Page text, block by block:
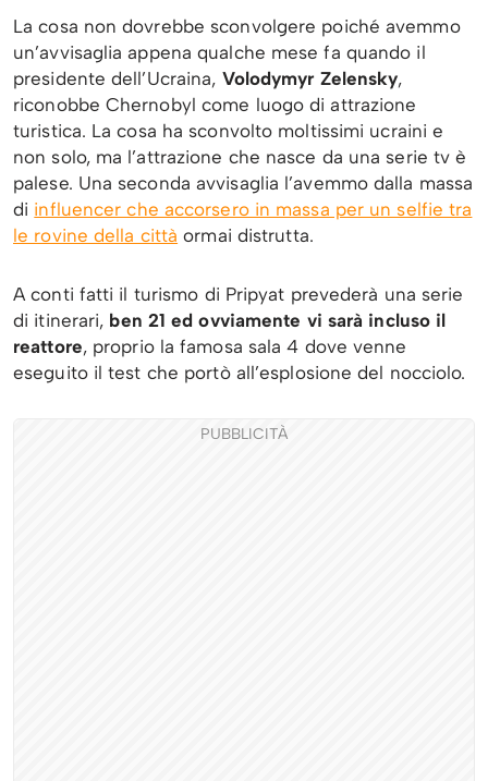
La cosa non dovrebbe sconvolgere poiché avemmo
un’avvisaglia appena qualche mese fa quando il
presidente dell’Ucraina, Volodymyr Zelensky,
riconobbe Chernobyl come luogo di attrazione
turistica. La cosa ha sconvolto moltissimi ucraini e
non solo, ma l’attrazione che nasce da una serie tv è
palese. Una seconda avvisaglia l’avemmo dalla massa
di influencer che accorsero in massa per un selfie tra
le rovine della città ormai distrutta.
A conti fatti il turismo di Pripyat prevederà una serie
di itinerari, ben 21 ed ovviamente vi sarà incluso il
reattore, proprio la famosa sala 4 dove venne
eseguito il test che portò all’esplosione del nocciolo.
PUBBLICITÀ